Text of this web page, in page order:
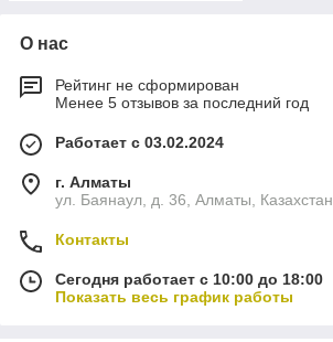
О нас
Рейтинг не сформирован
Менее 5 отзывов за последний год
Работает с 03.02.2024
г. Алматы
ул. Баянаул, д. 36, Алматы, Казахстан
Контакты
Сегодня работает с 10:00 до 18:00
Показать весь график работы